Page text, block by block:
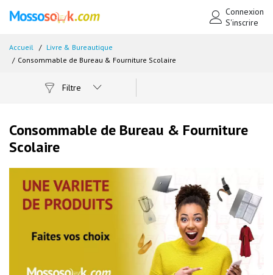
Connexion
S'inscrire
Accueil
Livre & Bureautique
Consommable de Bureau & Fourniture Scolaire
Filtre
Consommable de Bureau & Fourniture
Scolaire